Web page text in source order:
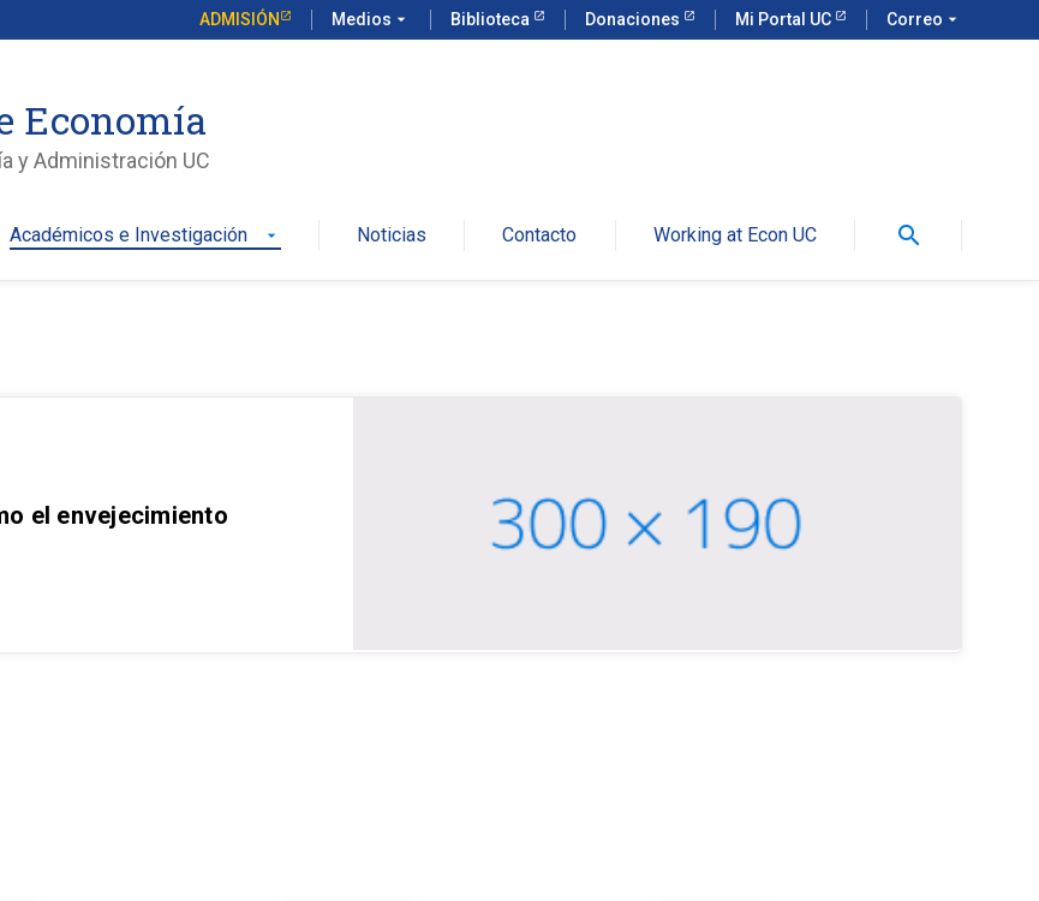
ADMISIÓN Medios arrow_drop_down Biblioteca Donaciones Mi Portal UC Correo arrow_drop_down
Economía
y Administración UC
Académicos e Investigación arrow_drop_down Noticias Contacto Working at Econ UC search
el envejecimiento